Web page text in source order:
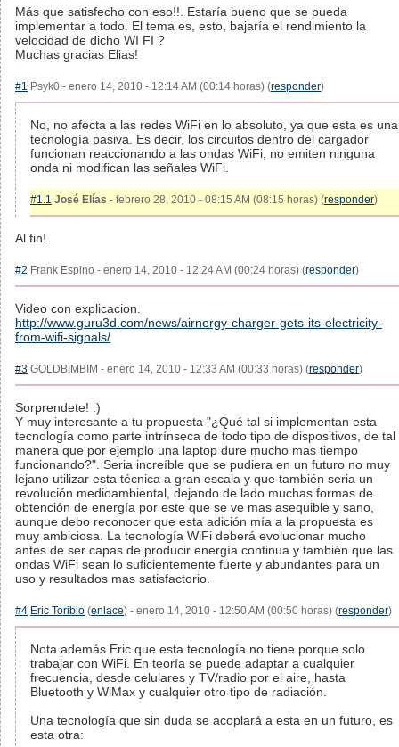
Más que satisfecho con eso!!. Estaría bueno que se pueda
implementar a todo. El tema es, esto, bajaría el rendimiento la
velocidad de dicho WI FI ?
Muchas gracias Elias!
#1 Psyk0 - enero 14, 2010 - 12:14 AM (00:14 horas) (responder)
No, no afecta a las redes WiFi en lo absoluto, ya que esta es una
tecnología pasiva. Es decir, los circuitos dentro del cargador
funcionan reaccionando a las ondas WiFi, no emiten ninguna
onda ni modifican las señales WiFi.
#1.1 José Elías - febrero 28, 2010 - 08:15 AM (08:15 horas) (responder)
Al fin!
#2 Frank Espino - enero 14, 2010 - 12:24 AM (00:24 horas) (responder)
Video con explicacion.
http://www.guru3d.com/news/airnergy-charger-gets-its-electricity-
from-wifi-signals/
#3 GOLDBIMBIM - enero 14, 2010 - 12:33 AM (00:33 horas) (responder)
Sorprendete! :)
Y muy interesante a tu propuesta "¿Qué tal si implementan esta
tecnología como parte intrínseca de todo tipo de dispositivos, de tal
manera que por ejemplo una laptop dure mucho mas tiempo
funcionando?". Seria increíble que se pudiera en un futuro no muy
lejano utilizar esta técnica a gran escala y que también seria un
revolución medioambiental, dejando de lado muchas formas de
obtención de energía por este que se ve mas asequible y sano,
aunque debo reconocer que esta adición mía a la propuesta es
muy ambiciosa. La tecnología WiFi deberá evolucionar mucho
antes de ser capas de producir energía continua y también que las
ondas WiFi sean lo suficientemente fuerte y abundantes para un
uso y resultados mas satisfactorio.
#4 Eric Toribio (enlace) - enero 14, 2010 - 12:50 AM (00:50 horas) (responder)
Nota además Eric que esta tecnología no tiene porque solo
trabajar con WiFi. En teoría se puede adaptar a cualquier
frecuencia, desde celulares y TV/radio por el aire, hasta
Bluetooth y WiMax y cualquier otro tipo de radiación.
Una tecnología que sin duda se acoplará a esta en un futuro, es
esta otra: